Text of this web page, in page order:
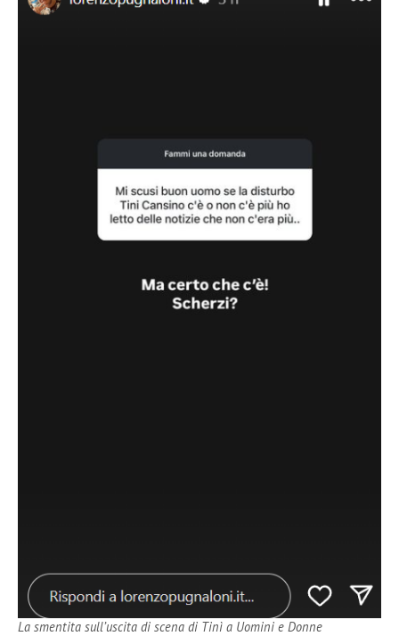
La smentita sull’uscita di scena di Tinì a Uomini e Donne